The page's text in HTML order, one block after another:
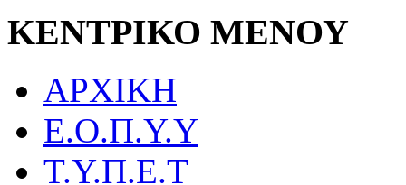
ΚΕΝΤΡΙΚΟ ΜΕΝΟΥ
ΑΡΧΙΚΗ
Ε.Ο.Π.Υ.Υ
Τ.Υ.Π.Ε.Τ